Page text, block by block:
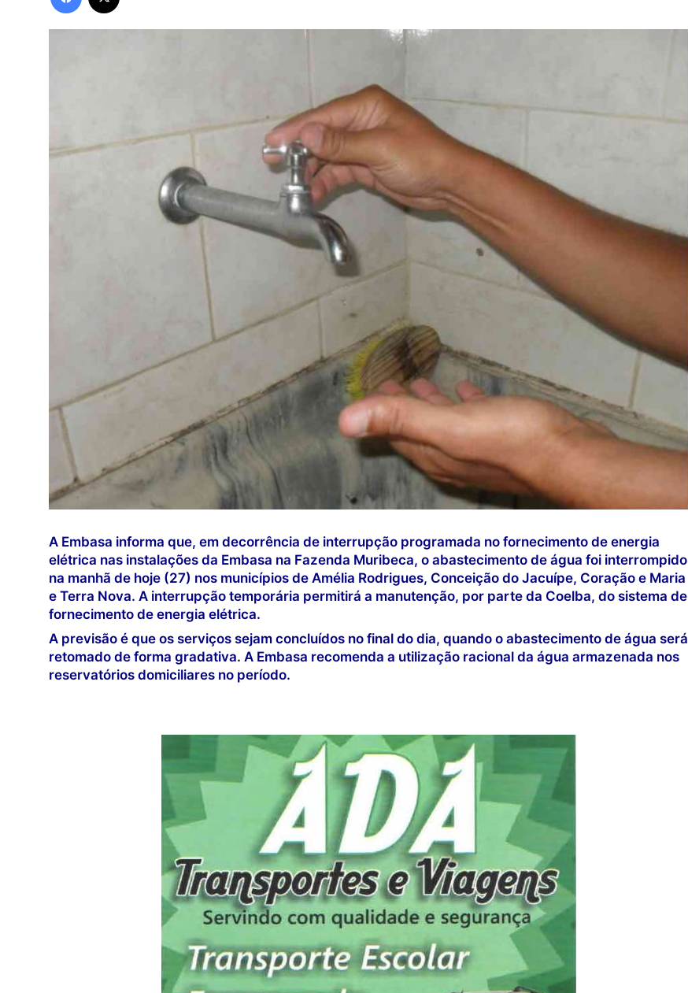
A Embasa informa que, em decorrência de interrupção programada no fornecimento de energia
elétrica nas instalações da Embasa na Fazenda Muribeca, o abastecimento de água foi interrompido
na manhã de hoje (27) nos municípios de Amélia Rodrigues, Conceição do Jacuípe, Coração e Maria
e Terra Nova. A interrupção temporária permitirá a manutenção, por parte da Coelba, do sistema de
fornecimento de energia elétrica.
A previsão é que os serviços sejam concluídos no final do dia, quando o abastecimento de água será
retomado de forma gradativa. A Embasa recomenda a utilização racional da água armazenada nos
reservatórios domiciliares no período.